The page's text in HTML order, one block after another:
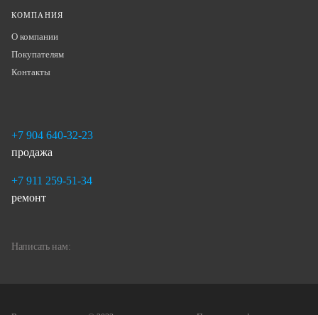
КОМПАНИЯ
О компании
Покупателям
Контакты
+7 904 640-32-23
продажа
+7 911 259-51-34
ремонт
Написать нам: